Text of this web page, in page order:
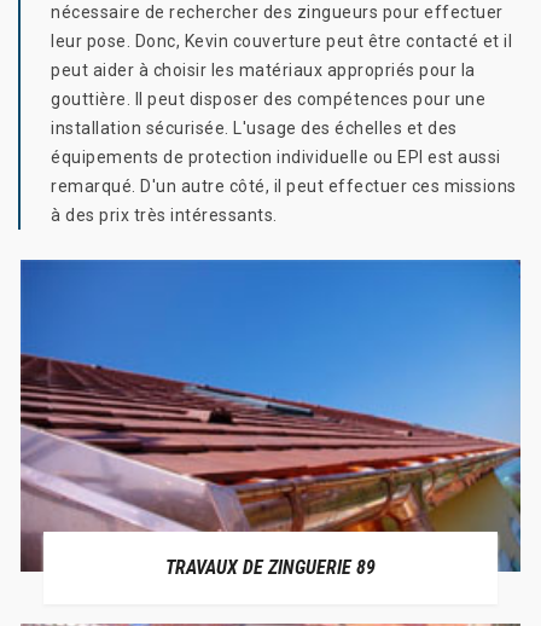
nécessaire de rechercher des zingueurs pour effectuer
leur pose. Donc, Kevin couverture peut être contacté et il
peut aider à choisir les matériaux appropriés pour la
gouttière. Il peut disposer des compétences pour une
installation sécurisée. L'usage des échelles et des
équipements de protection individuelle ou EPI est aussi
remarqué. D'un autre côté, il peut effectuer ces missions
à des prix très intéressants.
TRAVAUX DE ZINGUERIE 89